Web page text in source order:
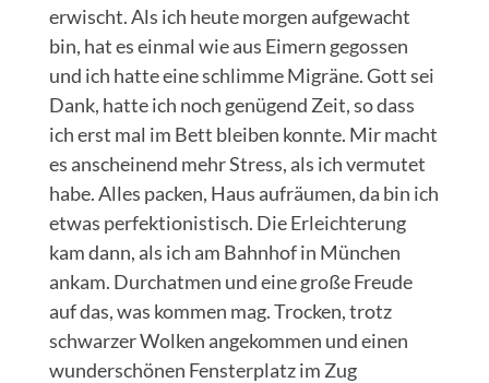
erwischt. Als ich heute morgen aufgewacht
bin, hat es einmal wie aus Eimern gegossen
und ich hatte eine schlimme Migräne. Gott sei
Dank, hatte ich noch genügend Zeit, so dass
ich erst mal im Bett bleiben konnte. Mir macht
es anscheinend mehr Stress, als ich vermutet
habe. Alles packen, Haus aufräumen, da bin ich
etwas perfektionistisch. Die Erleichterung
kam dann, als ich am Bahnhof in München
ankam. Durchatmen und eine große Freude
auf das, was kommen mag. Trocken, trotz
schwarzer Wolken angekommen und einen
wunderschönen Fensterplatz im Zug